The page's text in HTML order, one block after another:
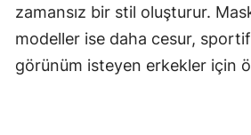
zamansız bir stil oluşturur.
modeller ise daha cesur,
görünüm isteyen erkekler için